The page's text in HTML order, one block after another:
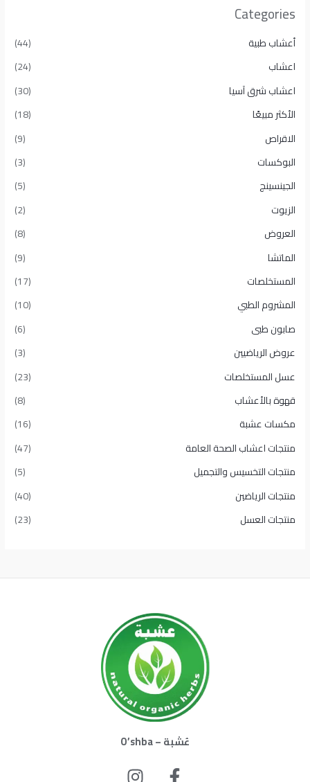
Categories
أعشاب طبية
(44)
اعشاب
(24)
اعشاب شرق آسيا
(30)
الأكثر مبيعًا​
(18)
الاقراص
(9)
البوكسات
(3)
الجينسينج
(5)
الزيوت
(2)
العروض
(8)
الماتشا
(9)
المستخلصات
(17)
المشروم الطبي
(10)
صابون طبى
(6)
عروض الرياضيين
(3)
عسل المستخلصات
(23)
قهوة بالأعشاب
(8)
مكسات عشبة
(16)
منتجات اعشاب الصحة العامة
(47)
منتجات التخسيس والتجميل
(5)
منتجات الرياضين
(40)
منتجات العسل
(23)
عُشبة – O’shba